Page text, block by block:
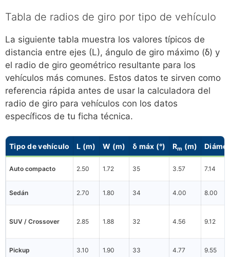
Tabla de radios de giro por tipo de vehículo
La siguiente tabla muestra los valores típicos de
distancia entre ejes (L), ángulo de giro máximo (δ) y
el radio de giro geométrico resultante para los
vehículos más comunes. Estos datos te sirven como
referencia rápida antes de usar la calculadora del
radio de giro para vehículos con los datos
específicos de tu ficha técnica.
Tipo de vehículo L (m) W (m) δ máx (°) Rm (m)
Auto compacto 2.50 1.72 35 3.57 7.14
Sedán 2.70 1.80 34 4.00 8.00
SUV / Crossover 2.85 1.88 32 4.56 9.12
Pickup 3.10 1.90 33 4.77 9.55